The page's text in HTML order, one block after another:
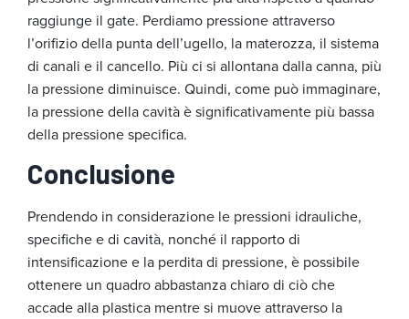
raggiunge il gate. Perdiamo pressione attraverso
l’orifizio della punta dell’ugello, la materozza, il sistema
di canali e il cancello. Più ci si allontana dalla canna, più
la pressione diminuisce. Quindi, come può immaginare,
la pressione della cavità è significativamente più bassa
della pressione specifica.
Conclusione
Prendendo in considerazione le pressioni idrauliche,
specifiche e di cavità, nonché il rapporto di
intensificazione e la perdita di pressione, è possibile
ottenere un quadro abbastanza chiaro di ciò che
accade alla plastica mentre si muove attraverso la